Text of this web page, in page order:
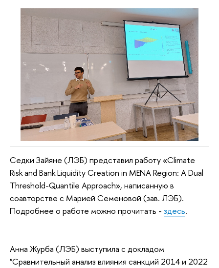
Седки Зайяне (ЛЭБ) представил работу «Climate
Risk and Bank Liquidity Creation in MENA Region: A Dual
Threshold-Quantile Approach», написанную в
соавторстве с Марией Семеновой (зав. ЛЭБ).
Подробнее о работе можно прочитать - здесь.
Анна Журба (ЛЭБ) выступила с докладом
"Сравнительный анализ влияния санкций 2014 и 2022